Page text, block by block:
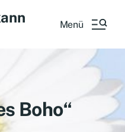
Menü
Boho“